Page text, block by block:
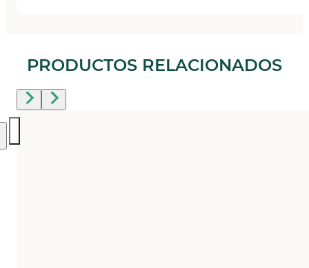
PRODUCTOS RELACIONADOS